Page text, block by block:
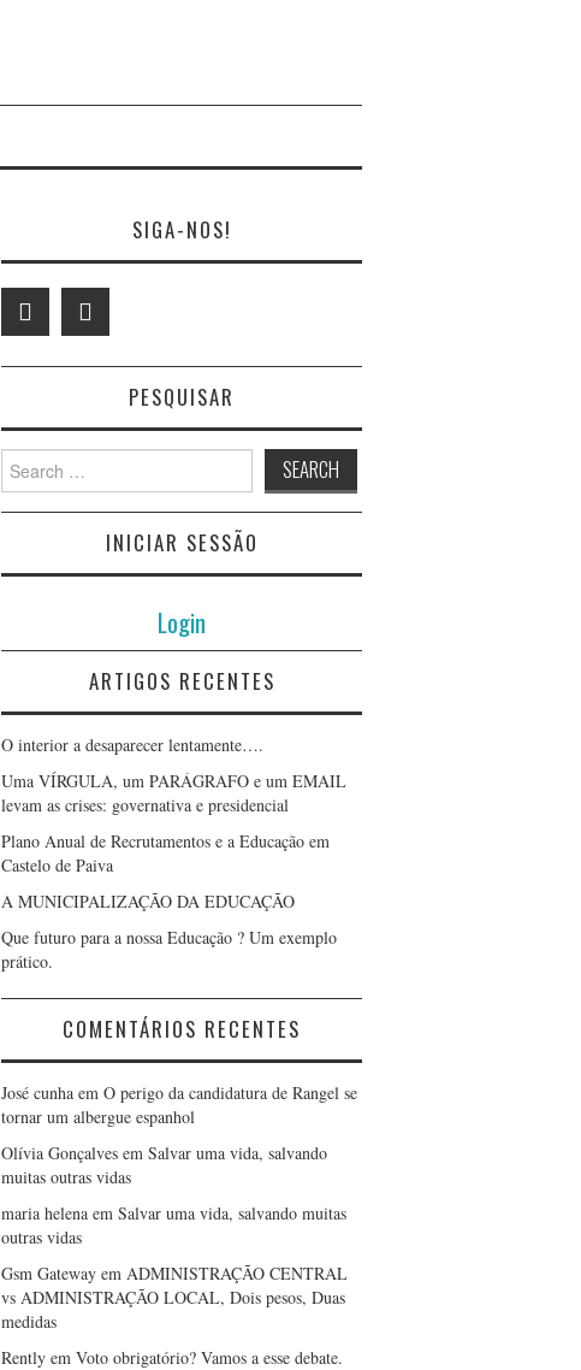
SIGA-NOS!
PESQUISAR
Search
for:
INICIAR SESSÃO
Login
ARTIGOS RECENTES
O interior a desaparecer lentamente….
Uma VÍRGULA, um PARÁGRAFO e um EMAIL
levam as crises: governativa e presidencial
Plano Anual de Recrutamentos e a Educação em
Castelo de Paiva
A MUNICIPALIZAÇÃO DA EDUCAÇÃO
Que futuro para a nossa Educação ? Um exemplo
prático.
COMENTÁRIOS RECENTES
José cunha em O perigo da candidatura de Rangel se
tornar um albergue espanhol
Olívia Gonçalves em Salvar uma vida, salvando
muitas outras vidas
maria helena em Salvar uma vida, salvando muitas
outras vidas
Gsm Gateway em ADMINISTRAÇÃO CENTRAL
vs ADMINISTRAÇÃO LOCAL, Dois pesos, Duas
medidas
Rently em Voto obrigatório? Vamos a esse debate.